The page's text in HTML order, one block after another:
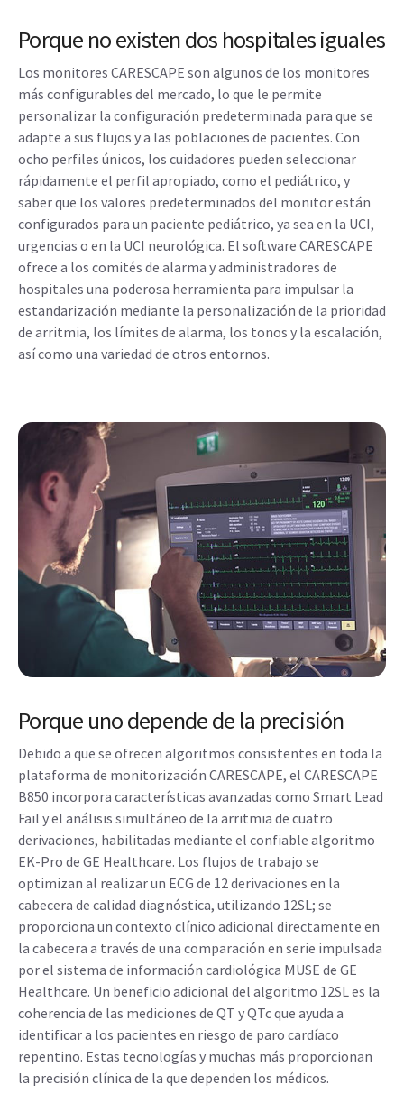
Porque no existen dos hospitales iguales
Los monitores CARESCAPE son algunos de los monitores
más configurables del mercado, lo que le permite
personalizar la configuración predeterminada para que se
adapte a sus flujos y a las poblaciones de pacientes. Con
ocho perfiles únicos, los cuidadores pueden seleccionar
rápidamente el perfil apropiado, como el pediátrico, y
saber que los valores predeterminados del monitor están
configurados para un paciente pediátrico, ya sea en la UCI,
urgencias o en la UCI neurológica. El software CARESCAPE
ofrece a los comités de alarma y administradores de
hospitales una poderosa herramienta para impulsar la
estandarización mediante la personalización de la prioridad
de arritmia, los límites de alarma, los tonos y la escalación,
así como una variedad de otros entornos.
Porque uno depende de la precisión
Debido a que se ofrecen algoritmos consistentes en toda la
plataforma de monitorización CARESCAPE, el CARESCAPE
B850 incorpora características avanzadas como Smart Lead
Fail y el análisis simultáneo de la arritmia de cuatro
derivaciones, habilitadas mediante el confiable algoritmo
EK-Pro de GE Healthcare. Los flujos de trabajo se
optimizan al realizar un ECG de 12 derivaciones en la
cabecera de calidad diagnóstica, utilizando 12SL; se
proporciona un contexto clínico adicional directamente en
la cabecera a través de una comparación en serie impulsada
por el sistema de información cardiológica MUSE de GE
Healthcare. Un beneficio adicional del algoritmo 12SL es la
coherencia de las mediciones de QT y QTc que ayuda a
identificar a los pacientes en riesgo de paro cardíaco
repentino. Estas tecnologías y muchas más proporcionan
la precisión clínica de la que dependen los médicos.